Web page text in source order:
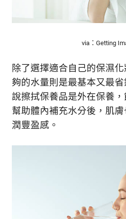
via：Getting
除了選擇適合自己的保濕
夠的水量則是最基本又最
說擦拭保養品是外在保養，
幫助體內補充水分後，肌
潤豐盈感。